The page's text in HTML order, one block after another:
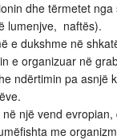
dhe tërmetet nga
lumenjve, naftës).
e dukshme në
e organizuar në
ndërtimin pa asnjë
një vend evropian,
me